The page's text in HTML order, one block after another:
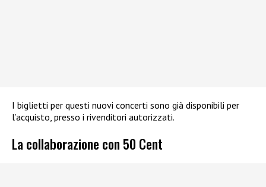
I biglietti per questi nuovi concerti sono già disponibili per
l’acquisto, presso i rivenditori autorizzati.
La collaborazione con 50 Cent